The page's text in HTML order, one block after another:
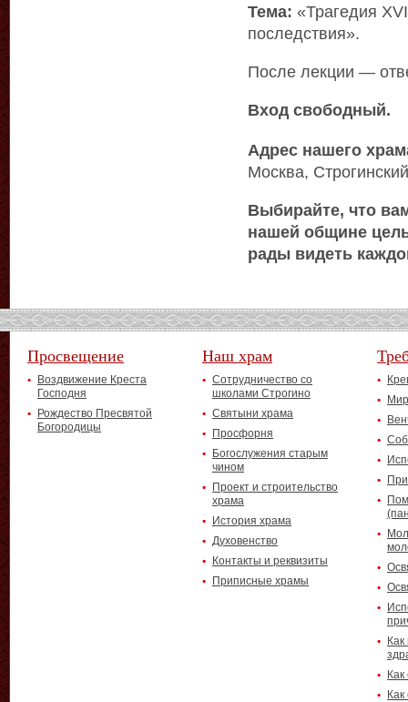
Тема: «Трагедия
последствия».
После лекции —
Вход свободный.
Адрес нашего
Москва,
Выбирайте, что
нашей общине
рады видеть
Просвещение
Воздвижение Креста
Господня
Рождество Пресвятой
Богородицы
Наш храм
Сотрудничество со
школами Строгино
Святыни храма
Просфорня
Богослужения старым
чином
Проект и строительство
храма
История храма
Духовенство
Контакты и реквизиты
Приписные храмы
Как